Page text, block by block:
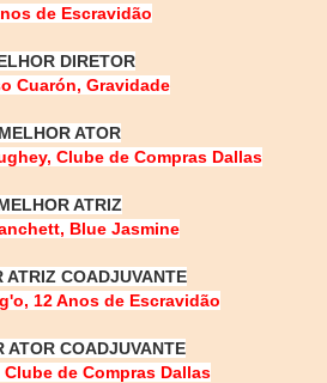
de Escravidão
DIRETOR
Cuarón, Gravidade
MELHOR ATOR
Clube de Compras Dallas
ATRIZ
Blue Jasmine
ATRIZ COADJUVANTE
12 Anos de Escravidão
ATOR COADJUVANTE
de Compras Dallas